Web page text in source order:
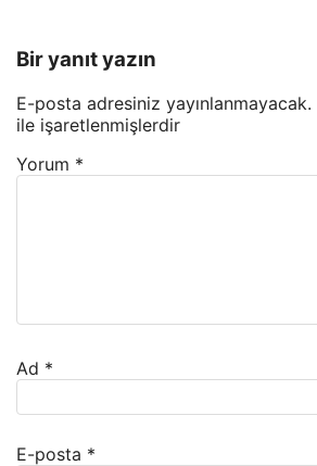
Bir yanıt yazın
E-posta adresiniz yayınlanmayacak.
ile işaretlenmişlerdir
Yorum *
Ad *
E-posta *